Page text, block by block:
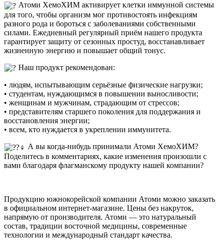
Атоми ХемоХИМ активирует клетки иммунной системы
для того, чтобы организм мог противостоять инфекциям
разного рода и бороться с заболеваниями собственными
силами. Ежедневный регулярный приём нашего продукта
гарантирует защиту от сезонных простуд, восстанавливает
жизненную энергию и повышает общий тонус.
Наш продукт рекомендован:
• людям, испытывающим серьёзные физические нагрузки;
• студентам, нуждающимся в повышении выносливости;
• женщинам и мужчинам, страдающим от стрессов;
• представителям старшего поколения для поддержания и
восстановления энергии;
• всем, кто нуждается в укреплении иммунитета.
А вы когда-нибудь принимали Атоми ХемоХИМ?
Поделитесь в комментариях, какие изменения произошли с
вами благодаря флагманскому продукту нашей компании?
Продукцию южнокорейской компании Атоми можно заказать
в официальном интернет-магазине. Цены без накруток,
напрямую от производителя. Атоми — это натуральный
состав, традиции восточной медицины, современные
технологии и международный стандарт качества.